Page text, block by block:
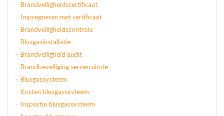
Brandveiligheidscertificaat
Impregneren met certificaat
Brandveiligheidscontrole
Blusgasinstallatie
Brandveiligheid audit
Brandbeveiliging serverruimte
Blusgassysteem
Kosten blusgassysteem
Inspectie blusgassysteem